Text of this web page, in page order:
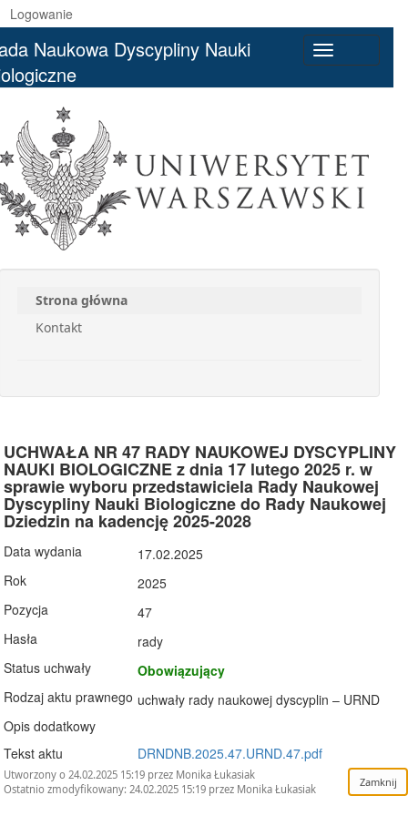
Logowanie
navigation
Naukowa Dyscypliny Nauki
Strona główna
Kontakt
UCHWAŁA NR 47 RADY NAUKOWEJ DYSCYPLINY
NAUKI BIOLOGICZNE z dnia 17 lutego 2025 r. w
sprawie wyboru przedstawiciela Rady Naukowej
Dyscypliny Nauki Biologiczne do Rady Naukowej
Dziedzin na kadencję 2025-2028
Data wydania
17.02.2025
Rok
2025
Pozycja
47
Hasła
rady
Status uchwały
Obowiązujący
Rodzaj aktu prawnego uchwały rady naukowej dyscyplin – URND
Opis dodatkowy
Tekst aktu
DRNDNB.2025.47.URND.47.pdf
Utworzony o 24.02.2025 15:19 przez Monika Łukasiak
Ostatnio zmodyfikowany: 24.02.2025 15:19 przez Monika Łukasiak